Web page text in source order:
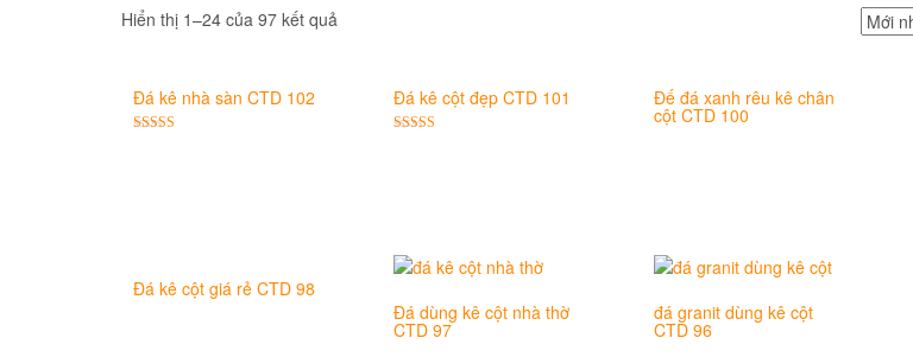
Hiển thị 1–24 của 97 kết quả
Đá kê nhà sàn CTD 102 Đá kê cột đẹp CTD 101 Đế đá xanh rêu kê chân
cột CTD 100
Đá kê cột giá rẻ CTD 98
Đá dùng kê cột nhà thờ
CTD 97
đá granit dùng kê cột
CTD 96